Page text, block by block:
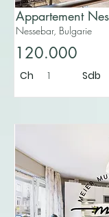
Appartement
Nessebar, Bulgarie
120.000
Ch 1 Sdb